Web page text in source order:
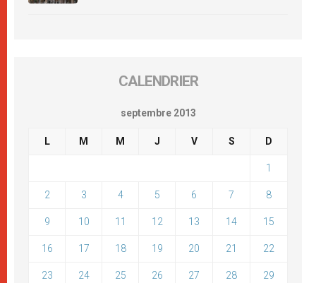
CALENDRIER
septembre 2013
L M M J V S D
1
2 3 4 5 6 7 8
9 10 11 12 13 14 15
16 17 18 19 20 21 22
23 24 25 26 27 28 29